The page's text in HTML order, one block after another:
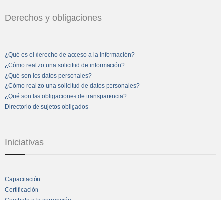
Derechos y obligaciones
¿Qué es el derecho de acceso a la información?
¿Cómo realizo una solicitud de información?
¿Qué son los datos personales?
¿Cómo realizo una solicitud de datos personales?
¿Qué son las obligaciones de transparencia?
Directorio de sujetos obligados
Iniciativas
Capacitación
Certificación